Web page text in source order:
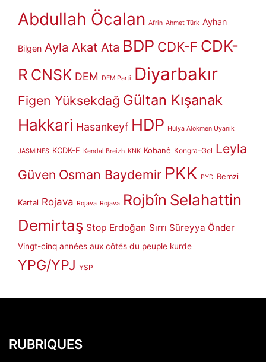
Abdullah Öcalan Afrin Ahmet Türk Ayhan
Bilgen Ayla Akat Ata BDP CDK-F CDK-
R CNSK DEM DEM Parti Diyarbakır
Figen Yüksekdağ Gültan Kışanak
Hakkari Hasankeyf HDP Hülya Alökmen Uyanık
JASMINES KCDK-E Kendal Breizh KNK Kobanê Kongra-Gel Leyla
Güven Osman Baydemir PKK PYD Remzi
Kartal Rojava Rojava Rojava Rojbîn Selahattin
Demirtaş Stop Erdoğan Sırrı Süreyya Önder
Vingt-cinq années aux côtés du peuple kurde
YPG/YPJ YSP
RUBRIQUES